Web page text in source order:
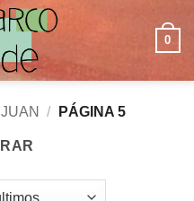
0
/ PÁGINA 5